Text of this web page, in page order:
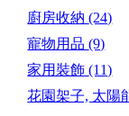
廚房收納(24)
寵物用品(9)
家用裝飾(11)
花園架子, 太陽